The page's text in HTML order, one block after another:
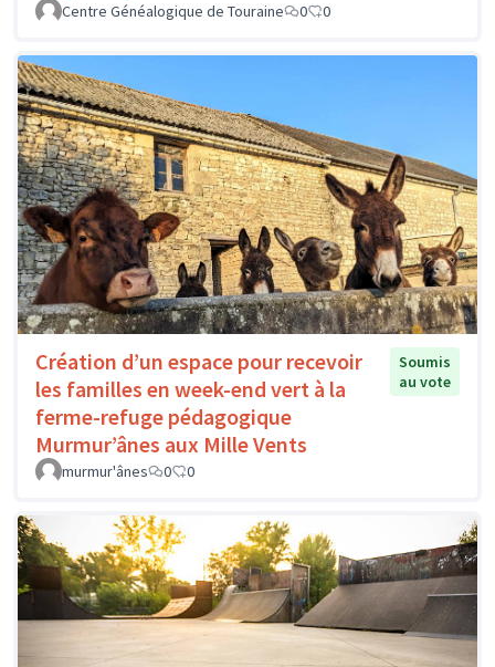
Centre Généalogique de Touraine
0 0
Création d’un espace pour recevoir
les familles en week-end vert à la
ferme-refuge pédagogique
Murmur’ânes aux Mille Vents
Soumis
au vote
murmur'ânes 0 0